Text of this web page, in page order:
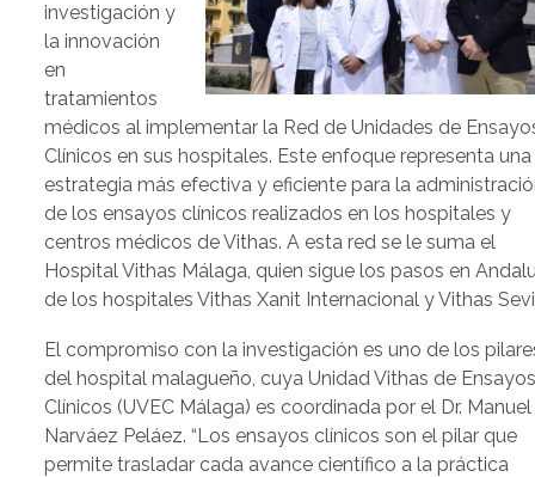
investigación y
la innovación
en
tratamientos
médicos al implementar la Red de Unidades de
Clínicos en sus hospitales. Este enfoque representa una
estrategia más efectiva y eficiente para la
de los ensayos clínicos realizados en los hospitales y
centros médicos de Vithas. A esta red se le suma el
Hospital Vithas Málaga, quien sigue los pasos en
de los hospitales Vithas Xanit Internacional y Vithas
El compromiso con la investigación es uno de los
del hospital malagueño, cuya Unidad Vithas de
Clínicos (UVEC Málaga) es coordinada por el Dr. Manuel
Narváez Peláez. “Los ensayos clínicos son el pilar que
permite trasladar cada avance científico a la práctica